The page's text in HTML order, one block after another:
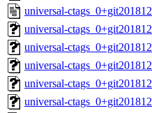
universal-
universal-
universal-
universal-
universal-
universal-